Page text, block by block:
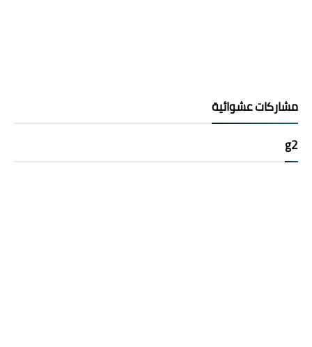
مشاركات عشوائية
g2